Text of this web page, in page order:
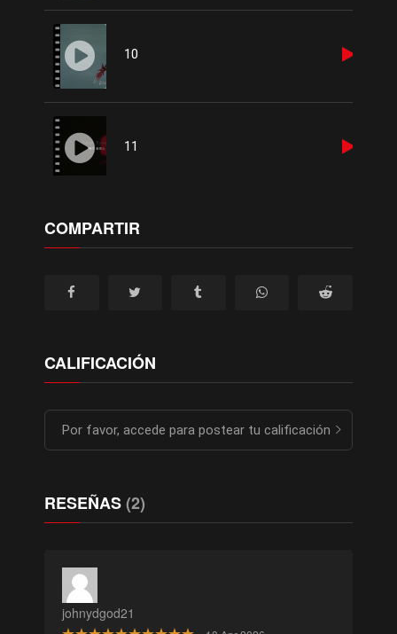
10
11
12
COMPARTIR
CALIFICACIÓN
Por favor, accede para postear tu calificación
RESEÑAS(2)
johnydgod21